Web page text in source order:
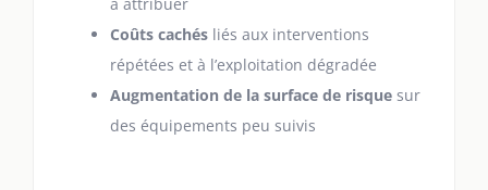
Coûts cachés liés aux interventions
répétées et à l’exploitation dégradée
Augmentation de la surface de risque sur
des équipements peu suivis